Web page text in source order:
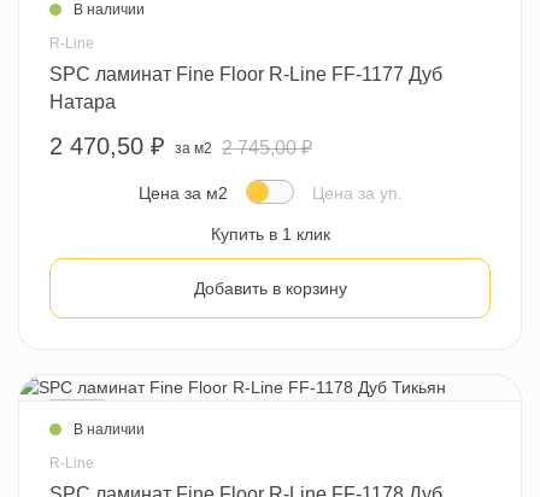
В наличии
R-Line
SPC ламинат Fine Floor R-Line FF-1177 Дуб
Натара
2 470,50 ₽ за м2 2 745,00 ₽
Цена за м2 Цена за уп.
Купить в 1 клик
Добавить в корзину
В наличии
R-Line